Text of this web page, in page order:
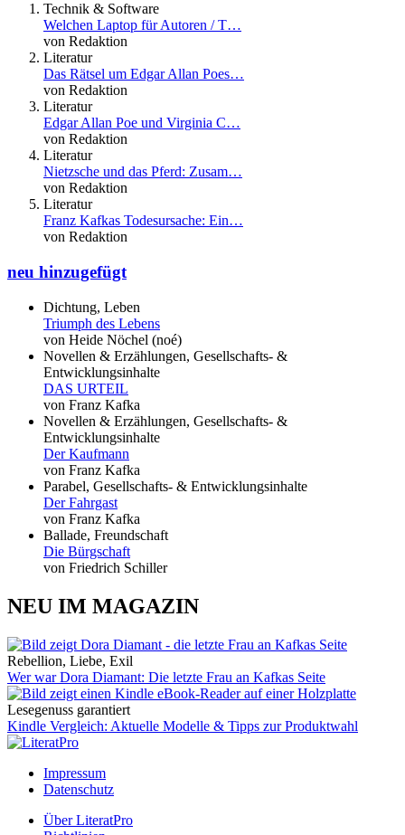
Technik & Software
Welchen Laptop für Autoren / T…
von Redaktion
Literatur
Das Rätsel um Edgar Allan Poes…
von Redaktion
Literatur
Edgar Allan Poe und Virginia C…
von Redaktion
Literatur
Nietzsche und das Pferd: Zusam…
von Redaktion
Literatur
Franz Kafkas Todesursache: Ein…
von Redaktion
neu hinzugefügt
Dichtung, Leben
Triumph des Lebens
von Heide Nöchel (noé)
Novellen & Erzählungen, Gesellschafts- &
Entwicklungsinhalte
DAS URTEIL
von Franz Kafka
Novellen & Erzählungen, Gesellschafts- &
Entwicklungsinhalte
Der Kaufmann
von Franz Kafka
Parabel, Gesellschafts- & Entwicklungsinhalte
Der Fahrgast
von Franz Kafka
Ballade, Freundschaft
Die Bürgschaft
von Friedrich Schiller
NEU IM MAGAZIN
Rebellion, Liebe, Exil
Wer war Dora Diamant: Die letzte Frau an Kafkas Seite
Lesegenuss garantiert
Kindle Vergleich: Aktuelle Modelle & Tipps zur Produktwahl
Impressum
Datenschutz
Über LiteratPro